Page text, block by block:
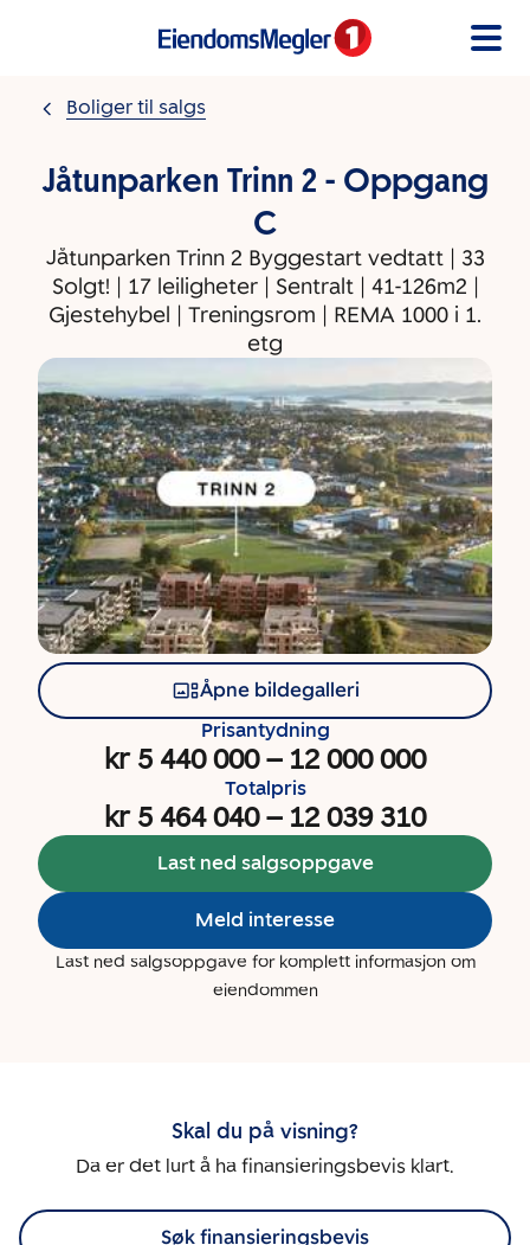
Boliger til salgs
Jåtunparken Trinn 2 - Oppgang
C
Jåtunparken Trinn 2 Byggestart vedtatt | 33
Solgt! | 17 leiligheter | Sentralt | 41-126m2 |
Gjestehybel | Treningsrom | REMA 1000 i 1.
etg
Åpne bildegalleri
Prisantydning
kr 5 440 000– 12 000 000
Totalpris
kr 5 464 040– 12 039 310
Last ned salgsoppgave
Meld interesse
Last ned salgsoppgave for komplett informasjon om
eiendommen
Skal du på visning?
Da er det lurt å ha finansieringsbevis klart.
Søk finansieringsbevis